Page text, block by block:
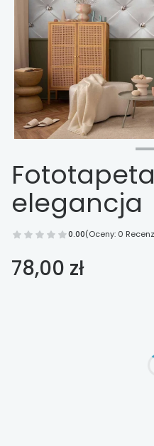
elegancja
0.00(Oceny: 0
Cena
78,00 zł